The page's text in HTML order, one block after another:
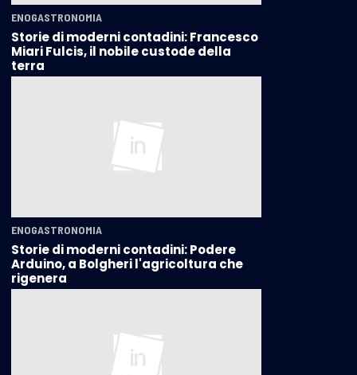
ENOGASTRONOMIA
Storie di moderni contadini: Francesco
Miari Fulcis, il nobile custode della
terra
ENOGASTRONOMIA
Storie di moderni contadini: Podere
Arduino, a Bolgheri l'agricoltura che
rigenera